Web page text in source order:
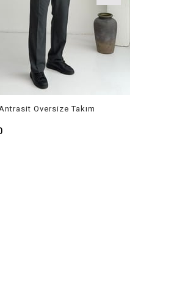
Oversize Takım